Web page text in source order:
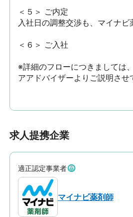
＜５＞ ご内定
入社日の調整交渉も、マイナビ
＜６＞ ご入社
※詳細のフローにつきましては
アアドバイザーよりご説明させ
求人提携企業
適正認定事業者
マイナビ薬剤師